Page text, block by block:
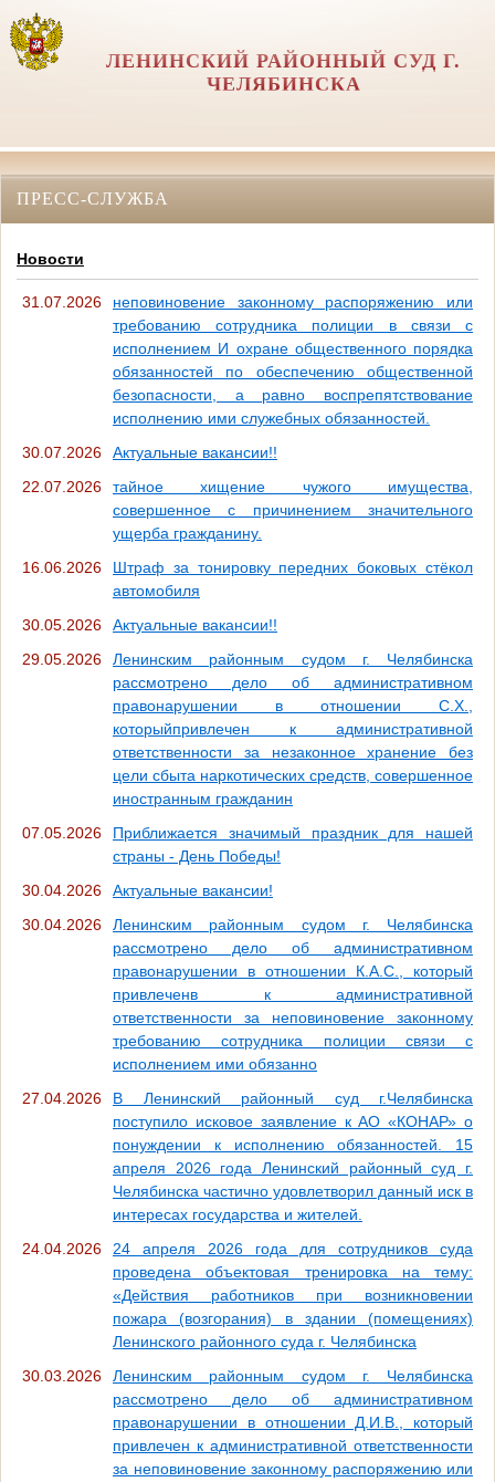
ЛЕНИНСКИЙ РАЙОННЫЙ СУД Г.
ЧЕЛЯБИНСКА
ПРЕСС-СЛУЖБА
Новости
31.07.2026
неповиновение законному распоряжению или
требованию сотрудника полиции в связи с
исполнением И охране общественного порядка
обязанностей по обеспечению общественной
безопасности, а равно воспрепятствование
исполнению ими служебных обязанностей.
30.07.2026
Актуальные вакансии!!
22.07.2026
тайное хищение чужого имущества,
совершенное с причинением значительного
ущерба гражданину.
16.06.2026
Штраф за тонировку передних боковых стёкол
автомобиля
30.05.2026
Актуальные вакансии!!
29.05.2026
Ленинским районным судом г. Челябинска
рассмотрено дело об административном
правонарушении в отношении С.Х.,
которыйпривлечен к административной
ответственности за незаконное хранение без
цели сбыта наркотических средств, совершенное
иностранным гражданин
07.05.2026
Приближается значимый праздник для нашей
страны - День Победы!
30.04.2026
Актуальные вакансии!
30.04.2026
Ленинским районным судом г. Челябинска
рассмотрено дело об административном
правонарушении в отношении К.А.С., который
привлеченв к административной
ответственности за неповиновение законному
требованию сотрудника полиции связи с
исполнением ими обязанно
27.04.2026
В Ленинский районный суд г.Челябинска
поступило исковое заявление к АО «КОНАР» о
понуждении к исполнению обязанностей. 15
апреля 2026 года Ленинский районный суд г.
Челябинска частично удовлетворил данный иск в
интересах государства и жителей.
24.04.2026
24 апреля 2026 года для сотрудников суда
проведена объектовая тренировка на тему:
«Действия работников при возникновении
пожара (возгорания) в здании (помещениях)
Ленинского районного суда г. Челябинска
30.03.2026
Ленинским районным судом г. Челябинска
рассмотрено дело об административном
правонарушении в отношении Д.И.В., который
привлечен к административной ответственности
за неповиновение законному распоряжению или